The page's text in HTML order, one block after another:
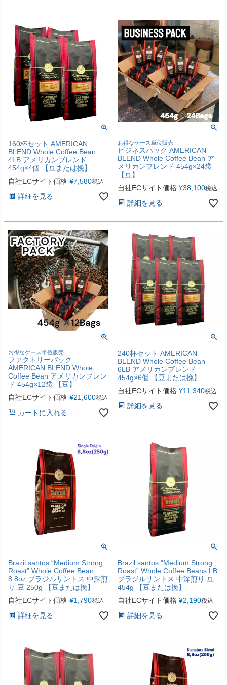
160杯セット AMERICAN
BLEND Whole Coffee Bean
4LB アメリカンブレンド
454g×4個 【豆または挽】
自社ECサイト価格 ¥7,580税込
詳細を見る
お得なケース単位販売
ビジネスパック AMERICAN
BLEND Whole Coffee Bean ア
メリカンブレンド 454g×24袋
【豆】
自社ECサイト価格 ¥38,100税込
詳細を見る
お得なケース単位販売
ファクトリーパック
AMERICAN BLEND Whole
Coffee Bean アメリカンブレン
ド 454g×12袋 【豆】
自社ECサイト価格 ¥21,600税込
カートに入れる
240杯セット AMERICAN
BLEND Whole Coffee Bean
6LB アメリカンブレンド
454g×6個 【豆または挽】
自社ECサイト価格 ¥11,340税込
詳細を見る
Brazil santos “Medium Strong
Roast” Whole Coffee Bean
8.8oz ブラジルサントス 中深煎
り 豆 250g 【豆または挽】
自社ECサイト価格 ¥1,790税込
詳細を見る
Brazil santos “Medium Strong
Roast” Whole Coffee Beans LB
ブラジルサントス 中深煎り 豆
454g 【豆または挽】
自社ECサイト価格 ¥2,190税込
詳細を見る